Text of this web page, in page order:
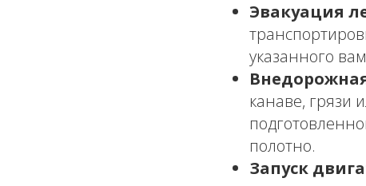
Эвакуация
указанного
канаве, грязи
полотно.
Запуск